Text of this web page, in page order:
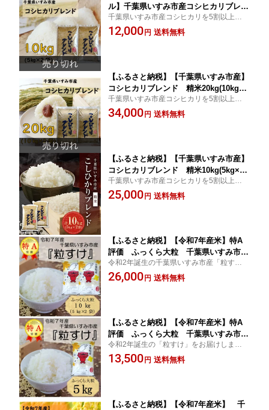
ル】千葉県いすみ市産コシヒカリブレン
ド 精米10kg(5kg×2袋)【1509567】
千葉県いすみ市産コシヒカリを5割以上ブレ
ンドした複数原料米です。お腹も心も満足
の10kg!!
12,000 円 送料無料
【ふるさと納税】【千葉県いすみ市産】
コシヒカリブレンド 精米20kg(10kg×2
袋)【1546625】
千葉県いすみ市産コシヒカリを5割以上ブレ
ンドした複数原料米です。お腹も心も満足
の20kg!!
34,000 円 送料無料
【ふるさと納税】【千葉県いすみ市産】
コシヒカリブレンド 精米10kg(5kg×2
袋)【1546626】
千葉県いすみ市産コシヒカリを5割以上ブレ
ンドした複数原料米です。お腹も心も満足
の10kg!!
25,000 円 送料無料
【ふるさと納税】【令和7年産米】特A
評価 ふっくら大粒 千葉県いすみ市産
粒すけ 精米10kg(5kg×2袋)【154662
7】
令和2年誕生の千葉県いすみ市産「粒すけ」
をお届け! 食味ランキングで初特A評価
26,000 円 送料無料
【ふるさと納税】【令和7年産米】特A
評価 ふっくら大粒 千葉県いすみ市産
粒すけ 精米5kg【1546628】
令和2年誕生の「粒すけ」をお届けします!
食味ランキングで初特A評価
13,500 円 送料無料
【ふるさと納税】【令和7年産米】 千